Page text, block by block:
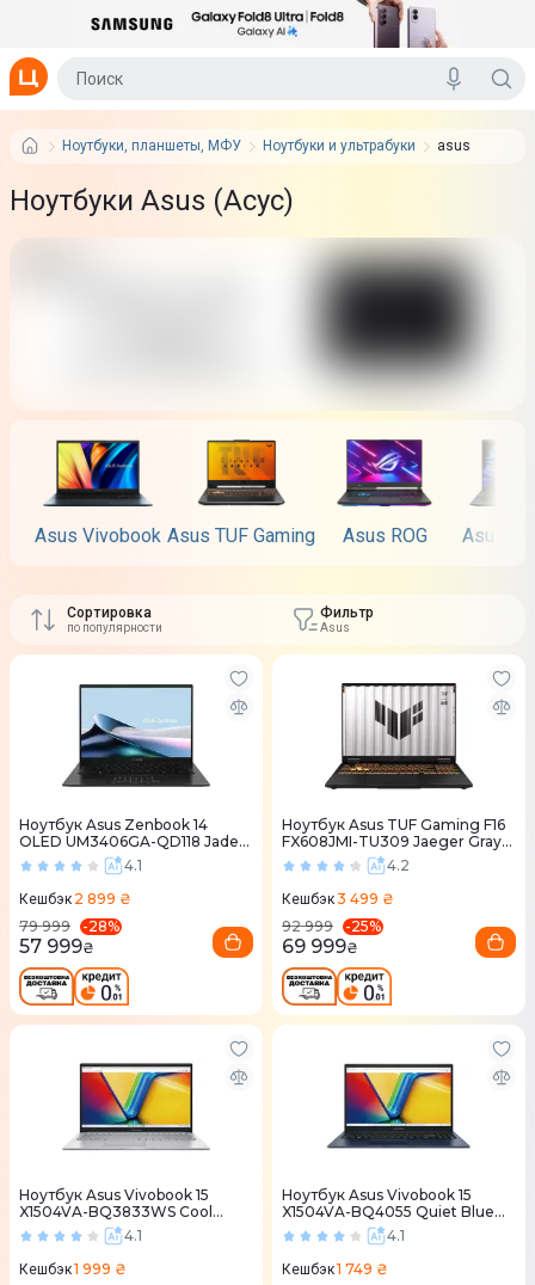
Ноутбуки, планшеты, МФУ Ноутбуки и ультрабуки asus
Ноутбуки Asus (Асус)
Asus Vivobook Asus TUF Gaming Asus ROG Asus
Сортировка
по популярности
Фильтр
Asus
Ноутбук Asus Zenbook 14
OLED UM3406GA-QD118 Jade
Black (90NB17R1-M009W0)
4.1
Кешбэк 2 899 ₴
79 999
-28%
57 999₴
Ноутбук Asus TUF Gaming F16
FX608JMI-TU309 Jaeger Gray
(90NR0NB1-M00H80)
4.2
Кешбэк3 499 ₴
92 999
-25%
69 999₴
Ноутбук Asus Vivobook 15
X1504VA-BQ3833WS Cool
Silver (90NB13Y2-M01D90)
4.1
Кешбэк1 999 ₴
Ноутбук Asus Vivobook 15
X1504VA-BQ4055 Quiet Blue
(90NB13Y1-M01MP0)
4.1
Кешбэк1 749 ₴